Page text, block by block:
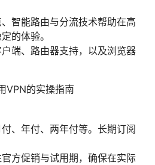
智能路由与分流技术帮助在高
的体验。
端、路由器支持，以及浏览器
VPN的实操指南
、年付、两年付等。长期订阅
方促销与试用期，确保在实际